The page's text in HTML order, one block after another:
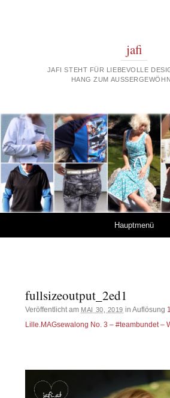
jafi
JAFI STEHT FÜR LIEBEVOLLE
HANG ZUM
Hauptmenü
fullsizeoutput_2ed1
Veröffentlicht am MAI 30, 2019 in Auflösung
Lille.MAGsewalong No. 3 – #teambundet –